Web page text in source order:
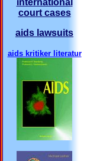
international
court cases
aids lawsuits
aids kritiker literatur